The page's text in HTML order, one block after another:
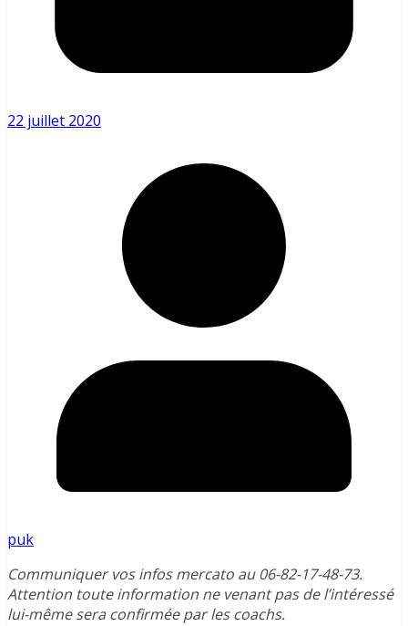
22 juillet 2020
puk
Communiquer vos infos mercato au 06-82-17-48-73.
Attention toute information ne venant pas de l’intéressé
lui-même sera confirmée par les coachs.